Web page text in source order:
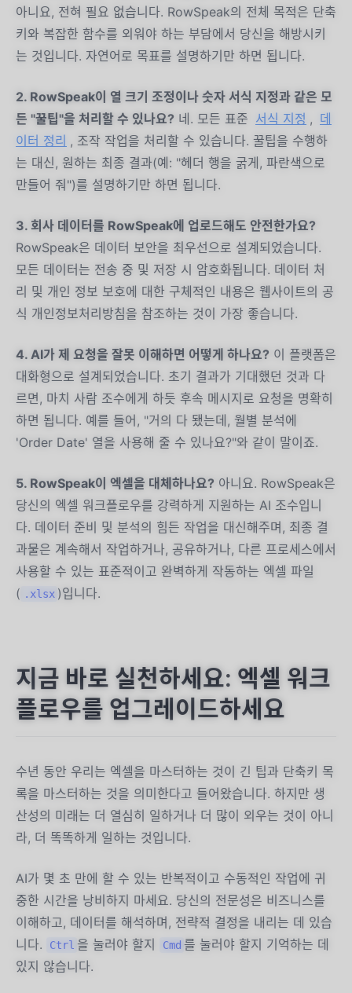
아니요, 전혀 필요 없습니다. RowSpeak의 전체 목적은 단축
키와 복잡한 함수를 외워야 하는 부담에서 당신을 해방시키
는 것입니다. 자연어로 목표를 설명하기만 하면 됩니다.
2. RowSpeak이 열 크기 조정이나 숫자 서식 지정과 같은 모
든 "꿀팁"을 처리할 수 있나요? 네. 모든 표준 서식 지정 , 데
이터 정리 , 조작 작업을 처리할 수 있습니다. 꿀팁을 수행하
는 대신, 원하는 최종 결과(예: "헤더 행을 굵게, 파란색으로
만들어 줘")를 설명하기만 하면 됩니다.
3. 회사 데이터를 RowSpeak에 업로드해도 안전한가요?
RowSpeak은 데이터 보안을 최우선으로 설계되었습니다.
모든 데이터는 전송 중 및 저장 시 암호화됩니다. 데이터 처
리 및 개인 정보 보호에 대한 구체적인 내용은 웹사이트의 공
식 개인정보처리방침을 참조하는 것이 가장 좋습니다.
4. AI가 제 요청을 잘못 이해하면 어떻게 하나요? 이 플랫폼은
대화형으로 설계되었습니다. 초기 결과가 기대했던 것과 다
르면, 마치 사람 조수에게 하듯 후속 메시지로 요청을 명확히
하면 됩니다. 예를 들어, "거의 다 됐는데, 월별 분석에
'Order Date' 열을 사용해 줄 수 있나요?"와 같이 말이죠.
5. RowSpeak이 엑셀을 대체하나요? 아니요. RowSpeak은
당신의 엑셀 워크플로우를 강력하게 지원하는 AI 조수입니
다. 데이터 준비 및 분석의 힘든 작업을 대신해주며, 최종 결
과물은 계속해서 작업하거나, 공유하거나, 다른 프로세스에서
사용할 수 있는 표준적이고 완벽하게 작동하는 엑셀 파일
( .xlsx )입니다.
지금 바로 실천하세요: 엑셀 워크
플로우를 업그레이드하세요
수년 동안 우리는 엑셀을 마스터하는 것이 긴 팁과 단축키 목
록을 마스터하는 것을 의미한다고 들어왔습니다. 하지만 생
산성의 미래는 더 열심히 일하거나 더 많이 외우는 것이 아니
라, 더 똑똑하게 일하는 것입니다.
AI가 몇 초 만에 할 수 있는 반복적이고 수동적인 작업에 귀
중한 시간을 낭비하지 마세요. 당신의 전문성은 비즈니스를
이해하고, 데이터를 해석하며, 전략적 결정을 내리는 데 있습
니다.
Ctrl 을 눌러야 할지 Cmd 를 눌러야 할지 기억하는 데
있지 않습니다.